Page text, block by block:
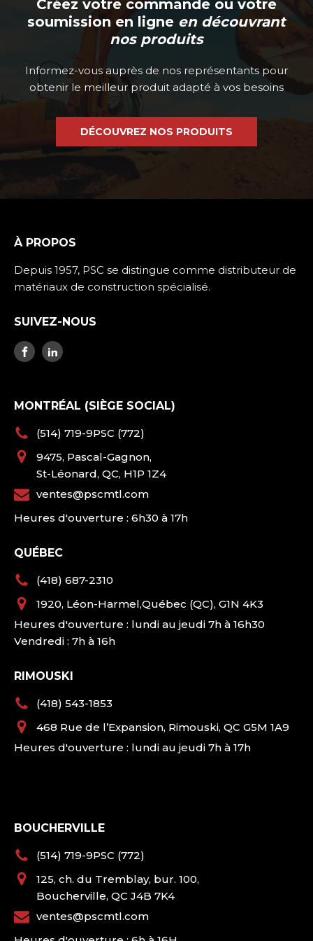
Créez votre commande ou votre
soumission en ligne en découvrant
nos produits
Informez-vous auprès de nos représentants pour
obtenir le meilleur produit adapté à vos besoins
DÉCOUVREZ NOS PRODUITS
À PROPOS
Depuis 1957, PSC se distingue comme distributeur de
matériaux de construction spécialisé.
SUIVEZ-NOUS
MONTRÉAL (SIÈGE SOCIAL)
(514) 719-9PSC (772)
9475, Pascal-Gagnon,
St-Léonard, QC, H1P 1Z4
ventes@pscmtl.com
Heures d'ouverture : 6h30 à 17h
QUÉBEC
(418) 687-2310
1920, Léon-Harmel,Québec (QC), G1N 4K3
Heures d'ouverture : lundi au jeudi 7h à 16h30
Vendredi : 7h à 16h
RIMOUSKI
(418) 543-1853
468 Rue de l’Expansion, Rimouski, QC G5M 1A9
Heures d'ouverture : lundi au jeudi 7h à 17h
BOUCHERVILLE
(514) 719-9PSC (772)
125, ch. du Tremblay, bur. 100,
Boucherville, QC J4B 7K4
ventes@pscmtl.com